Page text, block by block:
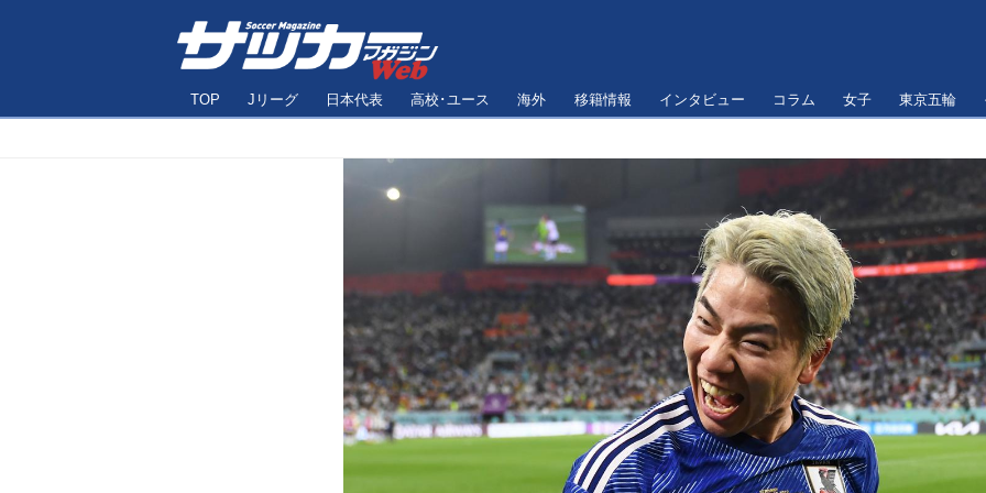
TOP Jリーグ 日本代表 高校･ユース 海外 移籍情報 インタビュー コラム 女子 東京五輪